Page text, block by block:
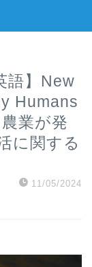
語】New
Humans
業が発
に関する
11/05/2024